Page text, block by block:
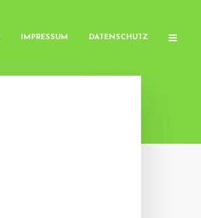
IMPRESSUM DATENSCHUTZ